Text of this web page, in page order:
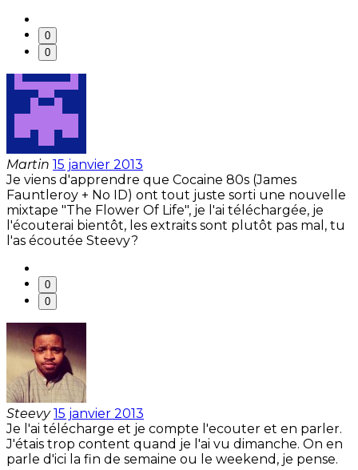
0
0
Martin 15 janvier 2013
Je viens d'apprendre que Cocaine 80s (James
Fauntleroy + No ID) ont tout juste sorti une nouvelle
mixtape "The Flower Of Life", je l'ai téléchargée, je
l'écouterai bientôt, les extraits sont plutôt pas mal, tu
l'as écoutée Steevy?
0
0
Steevy 15 janvier 2013
Je l'ai télécharge et je compte l'ecouter et en parler.
J'étais trop content quand je l'ai vu dimanche. On en
parle d'ici la fin de semaine ou le weekend, je pense.